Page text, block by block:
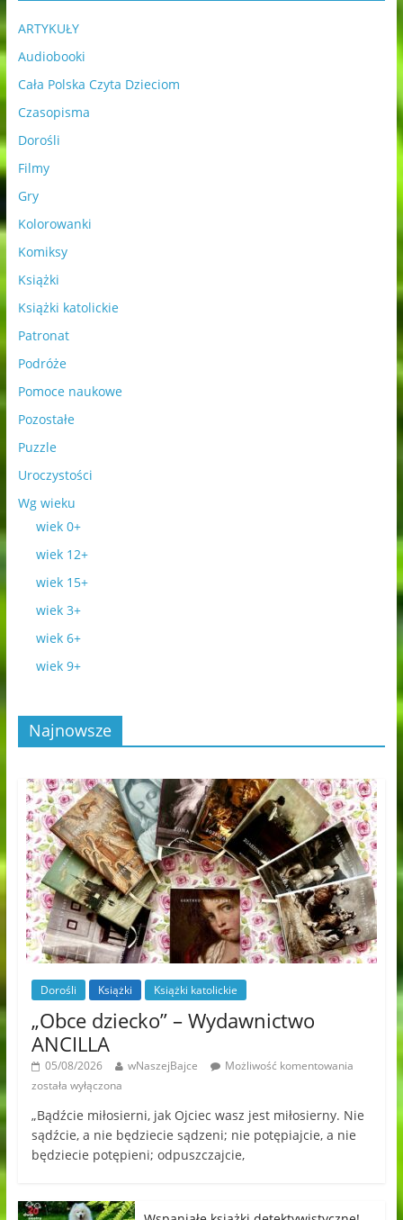
ARTYKUŁY
Audiobooki
Cała Polska Czyta Dzieciom
Czasopisma
Dorośli
Filmy
Gry
Kolorowanki
Komiksy
Książki
Książki katolickie
Patronat
Podróże
Pomoce naukowe
Pozostałe
Puzzle
Uroczystości
Wg wieku
wiek 0+
wiek 12+
wiek 15+
wiek 3+
wiek 6+
wiek 9+
Najnowsze
Dorośli Książki Książki katolickie
„Obce dziecko” – Wydawnictwo
ANCILLA
05/08/2026 wNaszejBajce
Możliwość komentowania
została wyłączona
„Bądźcie miłosierni, jak Ojciec wasz jest miłosierny. Nie
sądźcie, a nie będziecie sądzeni; nie potępiajcie, a nie
będziecie potępieni; odpuszczajcie,